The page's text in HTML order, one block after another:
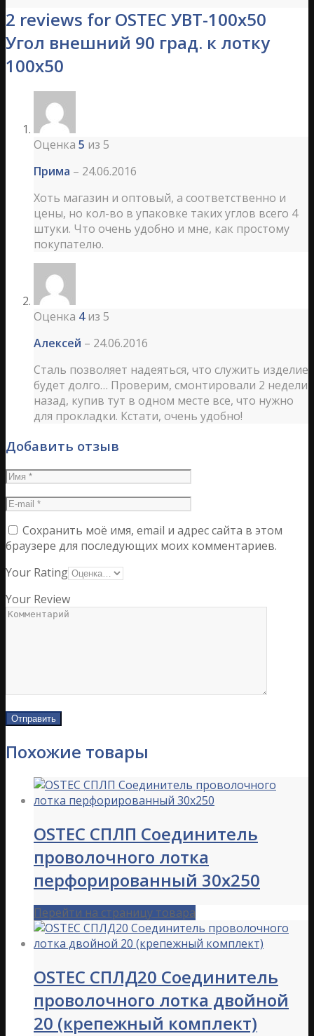
2 reviews for OSTEC УВТ-100х50
Угол внешний 90 град. к лотку
100х50
Оценка 5 из 5
Прима – 24.06.2016
Хоть магазин и оптовый, а соответственно и
цены, но кол-во в упаковке таких углов всего 4
штуки. Что очень удобно и мне, как простому
покупателю.
Оценка 4из 5
Алексей – 24.06.2016
Сталь позволяет надеяться, что служить изделие
будет долго… Проверим, смонтировали 2 недели
назад, купив тут в одном месте все, что нужно
для прокладки. Кстати, очень удобно!
Добавить отзыв
Сохранить моё имя, email и адрес сайта в этом
браузере для последующих моих комментариев.
Your Rating
Your Review
Похожие товары
OSTEC СПЛП Соединитель
проволочного лотка
перфорированный 30х250
Перейти на страницу товара
OSTEC СПЛД20 Соединитель
проволочного лотка двойной
20 (крепежный комплект)